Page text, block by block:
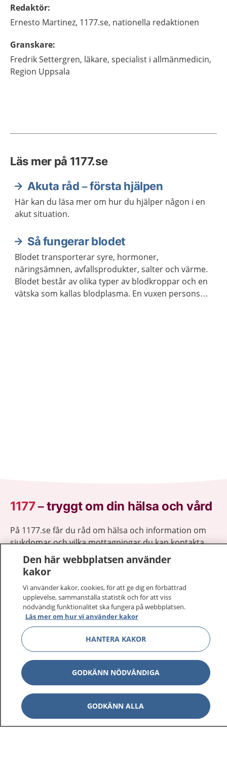
Redaktör:
Ernesto Martinez, 1177.se, nationella redaktionen
Granskare:
FredrikSettergren, läkare, specialist i allmänmedicin,
Region Uppsala
Läs mer på 1177.se
Akuta råd – första hjälpen
Här kan du läsa mer om hur du hjälper någon i en
akut situation.
Så fungerar blodet
Blodet transporterar syre, hormoner,
näringsämnen, avfallsprodukter, salter och värme.
Blodet består av olika typer av blodkroppar och en
vätska som kallas blodplasma. En vuxen persons
1177–tryggt om din hälsa och vård
På 1177.se får du råd om hälsa och information om
sjukdomar och vilka mottagningar du kan kontakta.
Logga in för att läsa din journal och göra dina
vårdärenden. Ring telefonnummer 1177 för
sjukvårdsrådgivning dygnet runt.
1177 ger dig råd när du vill må bättre.
1177 på flera språk Visa
Om 1177 Visa
Kontakt Visa
Den här webbplatsen använder
kakor
Vi använder kakor, cookies, för att ge dig en förbättrad
upplevelse, sammanställa statistik och för att viss
nödvändig funktionalitet ska fungera på webbplatsen.
Läs mer om hur vi använder kakor
HANTERA KAKOR
GODKÄNN NÖDVÄNDIGA
GODKÄNN ALLA